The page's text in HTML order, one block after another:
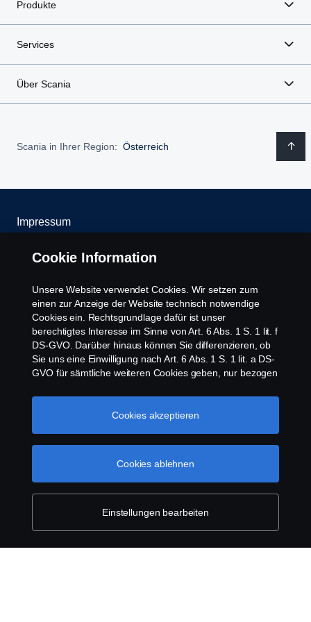
Produkte
Services
Über Scania
Scania in Ihrer Region: Österreich
Impressum
Datenschutz
Rechtliche Hinweise
Cookies
Kontakt
Scania Cookie Richtlinie
Cookie Information
Unsere Website verwendet Cookies. Wir setzen zum
einen zur Anzeige der Website technisch notwendige
Cookies ein. Rechtsgrundlage dafür ist unser
berechtigtes Interesse im Sinne von Art. 6 Abs. 1 S. 1 lit. f
DS-GVO. Darüber hinaus können Sie differenzieren, ob
Sie uns eine Einwilligung nach Art. 6 Abs. 1 S. 1 lit. a DS-
GVO für sämtliche weiteren Cookies geben, nur bezogen
Diese Einwilligung ist freiwillig und kann jederzeit mit
Zukunftswirkung widerrufen werden. Unsere Anbieter
Angemessenheitsbeschlusses der Europäischen
Kommission im Sinne von Art. 45 Abs. 3 DS-GVO, worin
festgelegt wurde, dass in den USA ein angemessenes
Schutzniveau vorhanden ist. Informationen über uns
Einstellungen bearbeiten
Cookies ablehnen
Cookies akzeptieren